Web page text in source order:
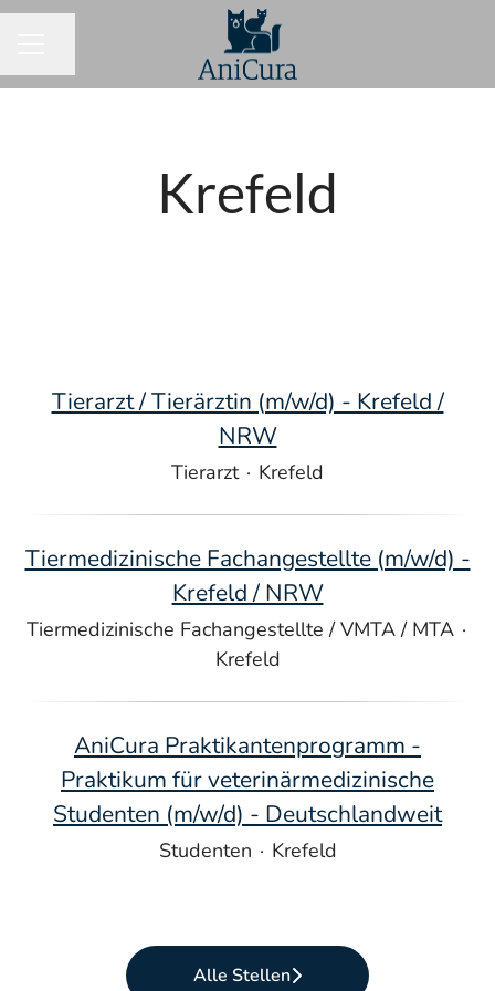
Krefeld
Tierarzt / Tierärztin (m/w/d) - Krefeld /
NRW
Tierarzt · Krefeld
Tiermedizinische Fachangestellte (m/w/d) -
Krefeld / NRW
Tiermedizinische Fachangestellte / VMTA / MTA ·
Krefeld
AniCura Praktikantenprogramm -
Praktikum für veterinärmedizinische
Studenten (m/w/d) - Deutschlandweit
Studenten · Krefeld
Alle Stellen